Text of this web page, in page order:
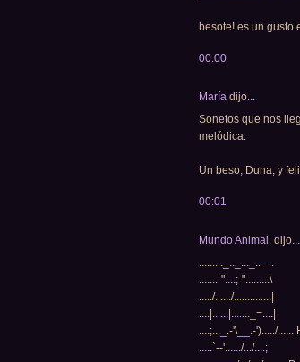
besote! es un gusto
00:00
María dijo...
Sonetos que nos
melódica.
Un beso, Duna, y
00:01
Mundo Animal. dijo...
........._.._..._..---.
.......-"....;-".........\
...../....../..............|
....|......|......._=....|
....;..._.-'\__.-')...../......
.....`--'....../.../....;